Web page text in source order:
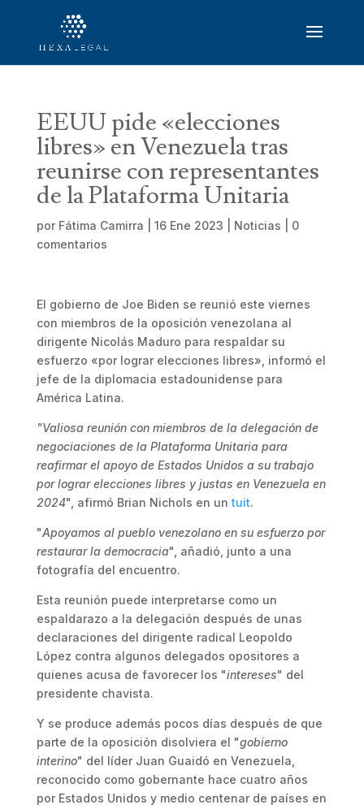
EEUU pide «elecciones
libres» en Venezuela tras
reunirse con representantes
de la Plataforma Unitaria
por Fátima Camirra 16 Ene 2023 Noticias
0
comentarios
El gobierno de Joe Biden se reunió este viernes
con miembros de la oposición venezolana al
dirigente Nicolás Maduro para respaldar su
esfuerzo «por lograr elecciones libres», informó el
jefe de la diplomacia estadounidense para
América Latina.
"Valiosa reunión con miembros de la delegación de
negociaciones de la Plataforma Unitaria para
reafirmar el apoyo de Estados Unidos a su trabajo
por lograr elecciones libres y justas en Venezuela en
2024", afirmó Brian Nichols en un tuit.
"Apoyamos al pueblo venezolano en su esfuerzo por
restaurar la democracia", añadió, junto a una
fotografía del encuentro.
Esta reunión puede interpretarse como un
espaldarazo a la delegación después de unas
declaraciones del dirigente radical Leopoldo
López contra algunos delegados opositores a
quienes acusa de favorecer los "intereses" del
presidente chavista.
Y se produce además pocos días después de que
parte de la oposición disolviera el "gobierno
interino" del líder Juan Guaidó en Venezuela,
reconocido como gobernante hace cuatro años
por Estados Unidos y medio centenar de países en